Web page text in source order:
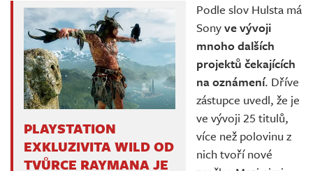
PLAYSTATION
EXKLUZIVITA WILD OD
TVŮRCE RAYMANA JE
Podle slov Hulsta má
Sonyve vývoji
mnoho dalších
projektů čekajících
na oznámení. Dříve
zástupce uvedl, že je
ve vývoji 25 titulů,
více než polovinu z
nich tvoří nové